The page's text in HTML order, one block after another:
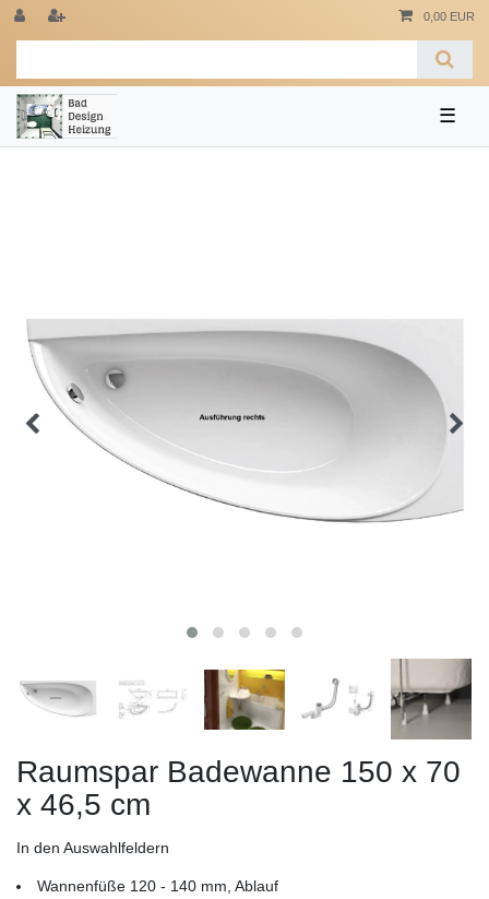
0,00 EUR
☰
Raumspar Badewanne 150 x 70
x 46,5 cm
In den Auswahlfeldern
Wannenfüße 120 - 140 mm, Ablauf